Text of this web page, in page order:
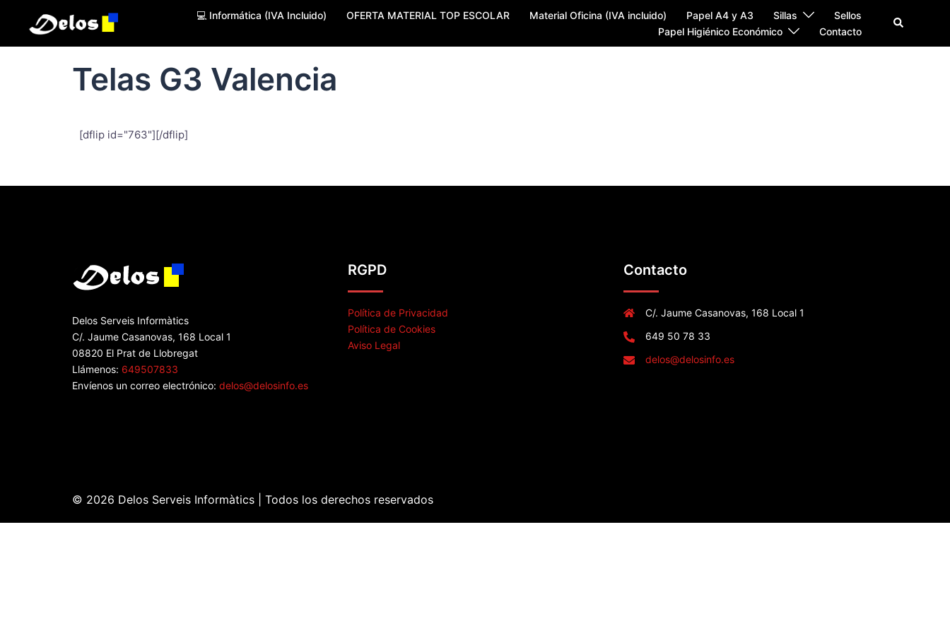
💻 Informática (IVA Incluido) OFERTA MATERIAL TOP ESCOLAR Material Oficina (IVA incluido) Papel A4 y A3 Sillas
Sellos
Papel Higiénico Económico
Contacto
Telas G3 Valencia
[dflip id="763"][/dflip]
Delos Serveis Informàtics
C/. Jaume Casanovas, 168 Local 1
08820 El Prat de Llobregat
Llámenos: 649507833
Envíenos un correo electrónico: delos@delosinfo.es
RGPD
Política de Privacidad
Política de Cookies
Aviso Legal
Contacto
C/. Jaume Casanovas, 168 Local 1
649 50 78 33
delos@delosinfo.es
© 2026 Delos Serveis Informàtics | Todos los derechos reservados